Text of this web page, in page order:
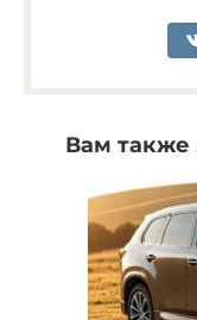
Вам также